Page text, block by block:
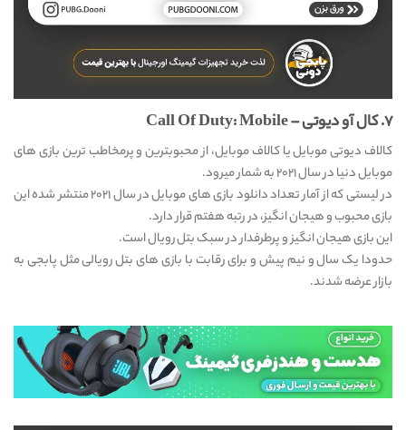
۷. کال آو دیوتی – Call Of Duty: Mobile
کالاف دیوتی موبایل یا کالاف موبایل، از محبوبترین و پرمخاطب ترین بازی های
موبایل دنیا در سال ۲۰۲۱ به شمار میرود.
در لیستی که از آمار تعداد دانلود بازی های موبایل در سال ۲۰۲۱ منتشر شده این
بازی محبوب و هیجان انگیز، در رتبه هفتم قرار دارد.
این بازی هیجان انگیز و پرطرفدار در سبک بتل رویال است.
حدودا یک سال و نیم پیش و برای رقابت با بازی های بتل رویالی مثل پابجی به
بازار عرضه شدند.